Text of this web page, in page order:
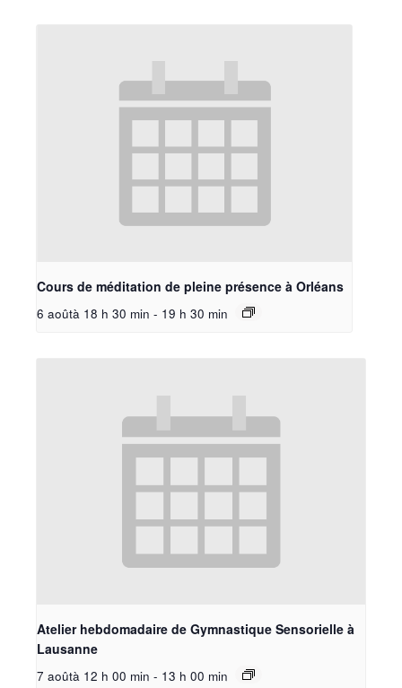
Cours de méditation de pleine présence à Orléans
6 aoûtà 18 h 30 min - 19 h 30 min
Atelier hebdomadaire de Gymnastique Sensorielle à
Lausanne
7 aoûtà 12 h 00 min - 13 h 00 min